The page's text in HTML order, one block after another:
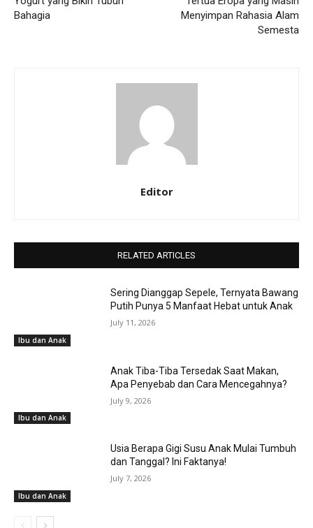
Bahagia
Menyimpan Rahasia Alam
Semesta
Editor
RELATED ARTICLES
Ibu dan Anak
Sering Dianggap Sepele, Ternyata Bawang
Putih Punya 5 Manfaat Hebat untuk Anak
July 11, 2026
Ibu dan Anak
Anak Tiba-Tiba Tersedak Saat Makan,
Apa Penyebab dan Cara Mencegahnya?
July 9, 2026
Ibu dan Anak
Usia Berapa Gigi Susu Anak Mulai Tumbuh
dan Tanggal? Ini Faktanya!
July 7, 2026